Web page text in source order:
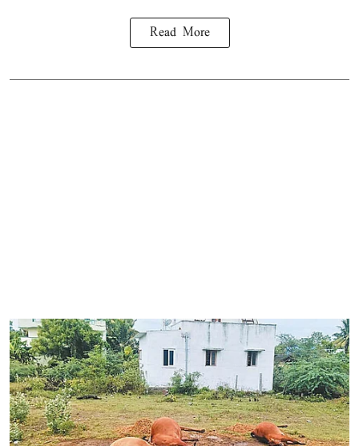
Read More